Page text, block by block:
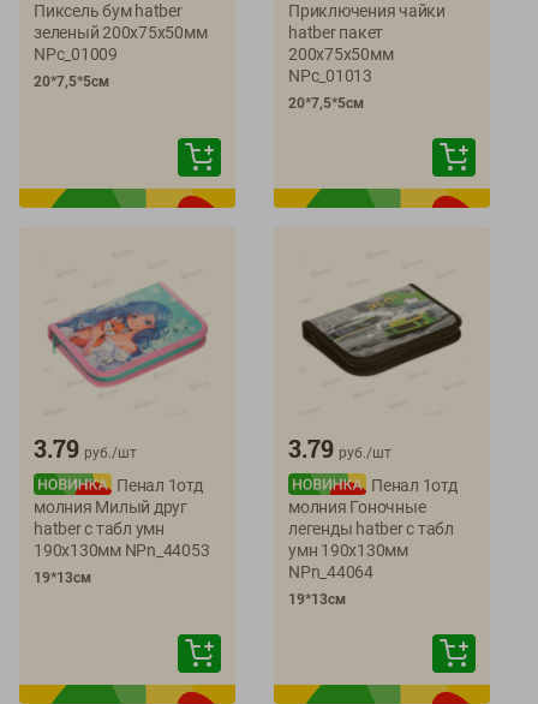
Пиксель бум hatber
зеленый 200х75х50мм
NPc_01009
20*7,5*5см
Приключения чайки
hatber пакет
200х75х50мм
NPc_01013
20*7,5*5см
3.79 руб./шт
Пенал 1отд
молния Милый друг
hatber с табл умн
190х130мм NPn_44053
19*13см
3.79 руб./шт
Пенал 1отд
молния Гоночные
легенды hatber с табл
умн 190х130мм
NPn_44064
19*13см